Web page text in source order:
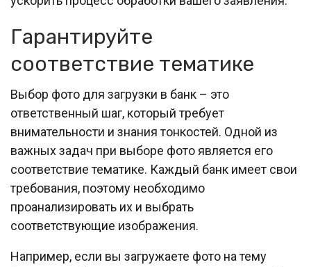
Гарантируйте
соответствие тематике
Выбор фото для загрузки в банк – это
ответственный шаг, который требует
внимательности и знания тонкостей. Одной из
важных задач при выборе фото является его
соответствие тематике. Каждый банк имеет свои
требования, поэтому необходимо
проанализировать их и выбрать
соответствующие изображения.
Например, если вы загружаете фото на тему